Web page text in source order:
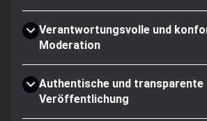
Verantwortungsvolle und
Moderation
Authentische und transparente
Veröffentlichung